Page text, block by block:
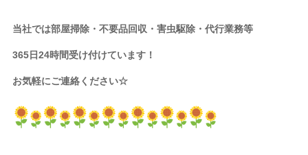
当社では部屋掃除・不要品回収・害虫駆除・代行業務等
365日24時間受け付けています！
お気軽にご連絡ください☆